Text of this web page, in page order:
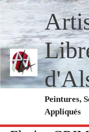
Aller
contenu
Peintures,
Appliqués